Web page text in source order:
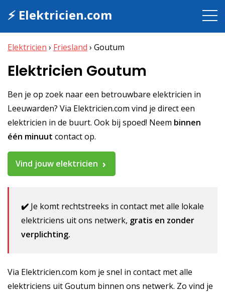
⚡ Elektricien.com
Elektricien › Friesland › Goutum
Elektricien Goutum
Ben je op zoek naar een betrouwbare elektricien in
Leeuwarden? Via Elektricien.com vind je direct een
elektricien in de buurt. Ook bij spoed! Neem binnen
één minuut contact op.
Vind jouw elektricien
✔️ Je komt rechtstreeks in contact met alle lokale
elektriciens uit ons netwerk, gratis en zonder
verplichting.
Via Elektricien.com kom je snel in contact met alle
elektriciens uit Goutum binnen ons netwerk. Zo vind je